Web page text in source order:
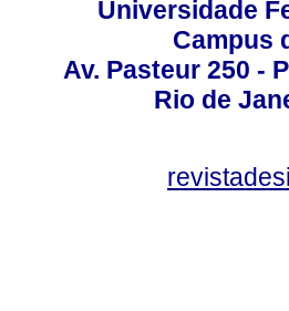
Universidade
Campus
Av. Pasteur 250 -
Rio de